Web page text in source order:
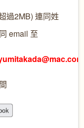
過2MB) 連同姓
email 至